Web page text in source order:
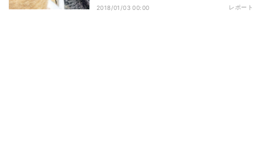
2018/01/03 00:00 レポート